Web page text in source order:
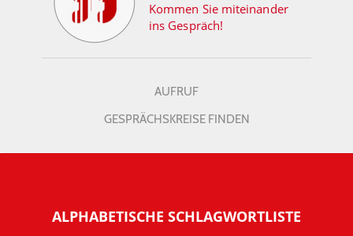
Kommen Sie miteinander
ins Gespräch!
AUFRUF
GESPRÄCHSKREISE FINDEN
ALPHABETISCHE SCHLAGWORTLISTE